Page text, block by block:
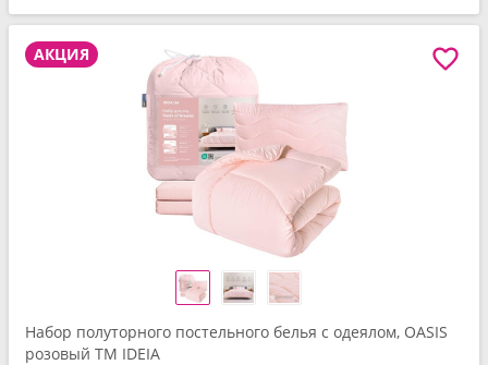
АКЦИЯ
Набор полуторного постельного белья с одеялом, OASIS
розовый TM IDEIA